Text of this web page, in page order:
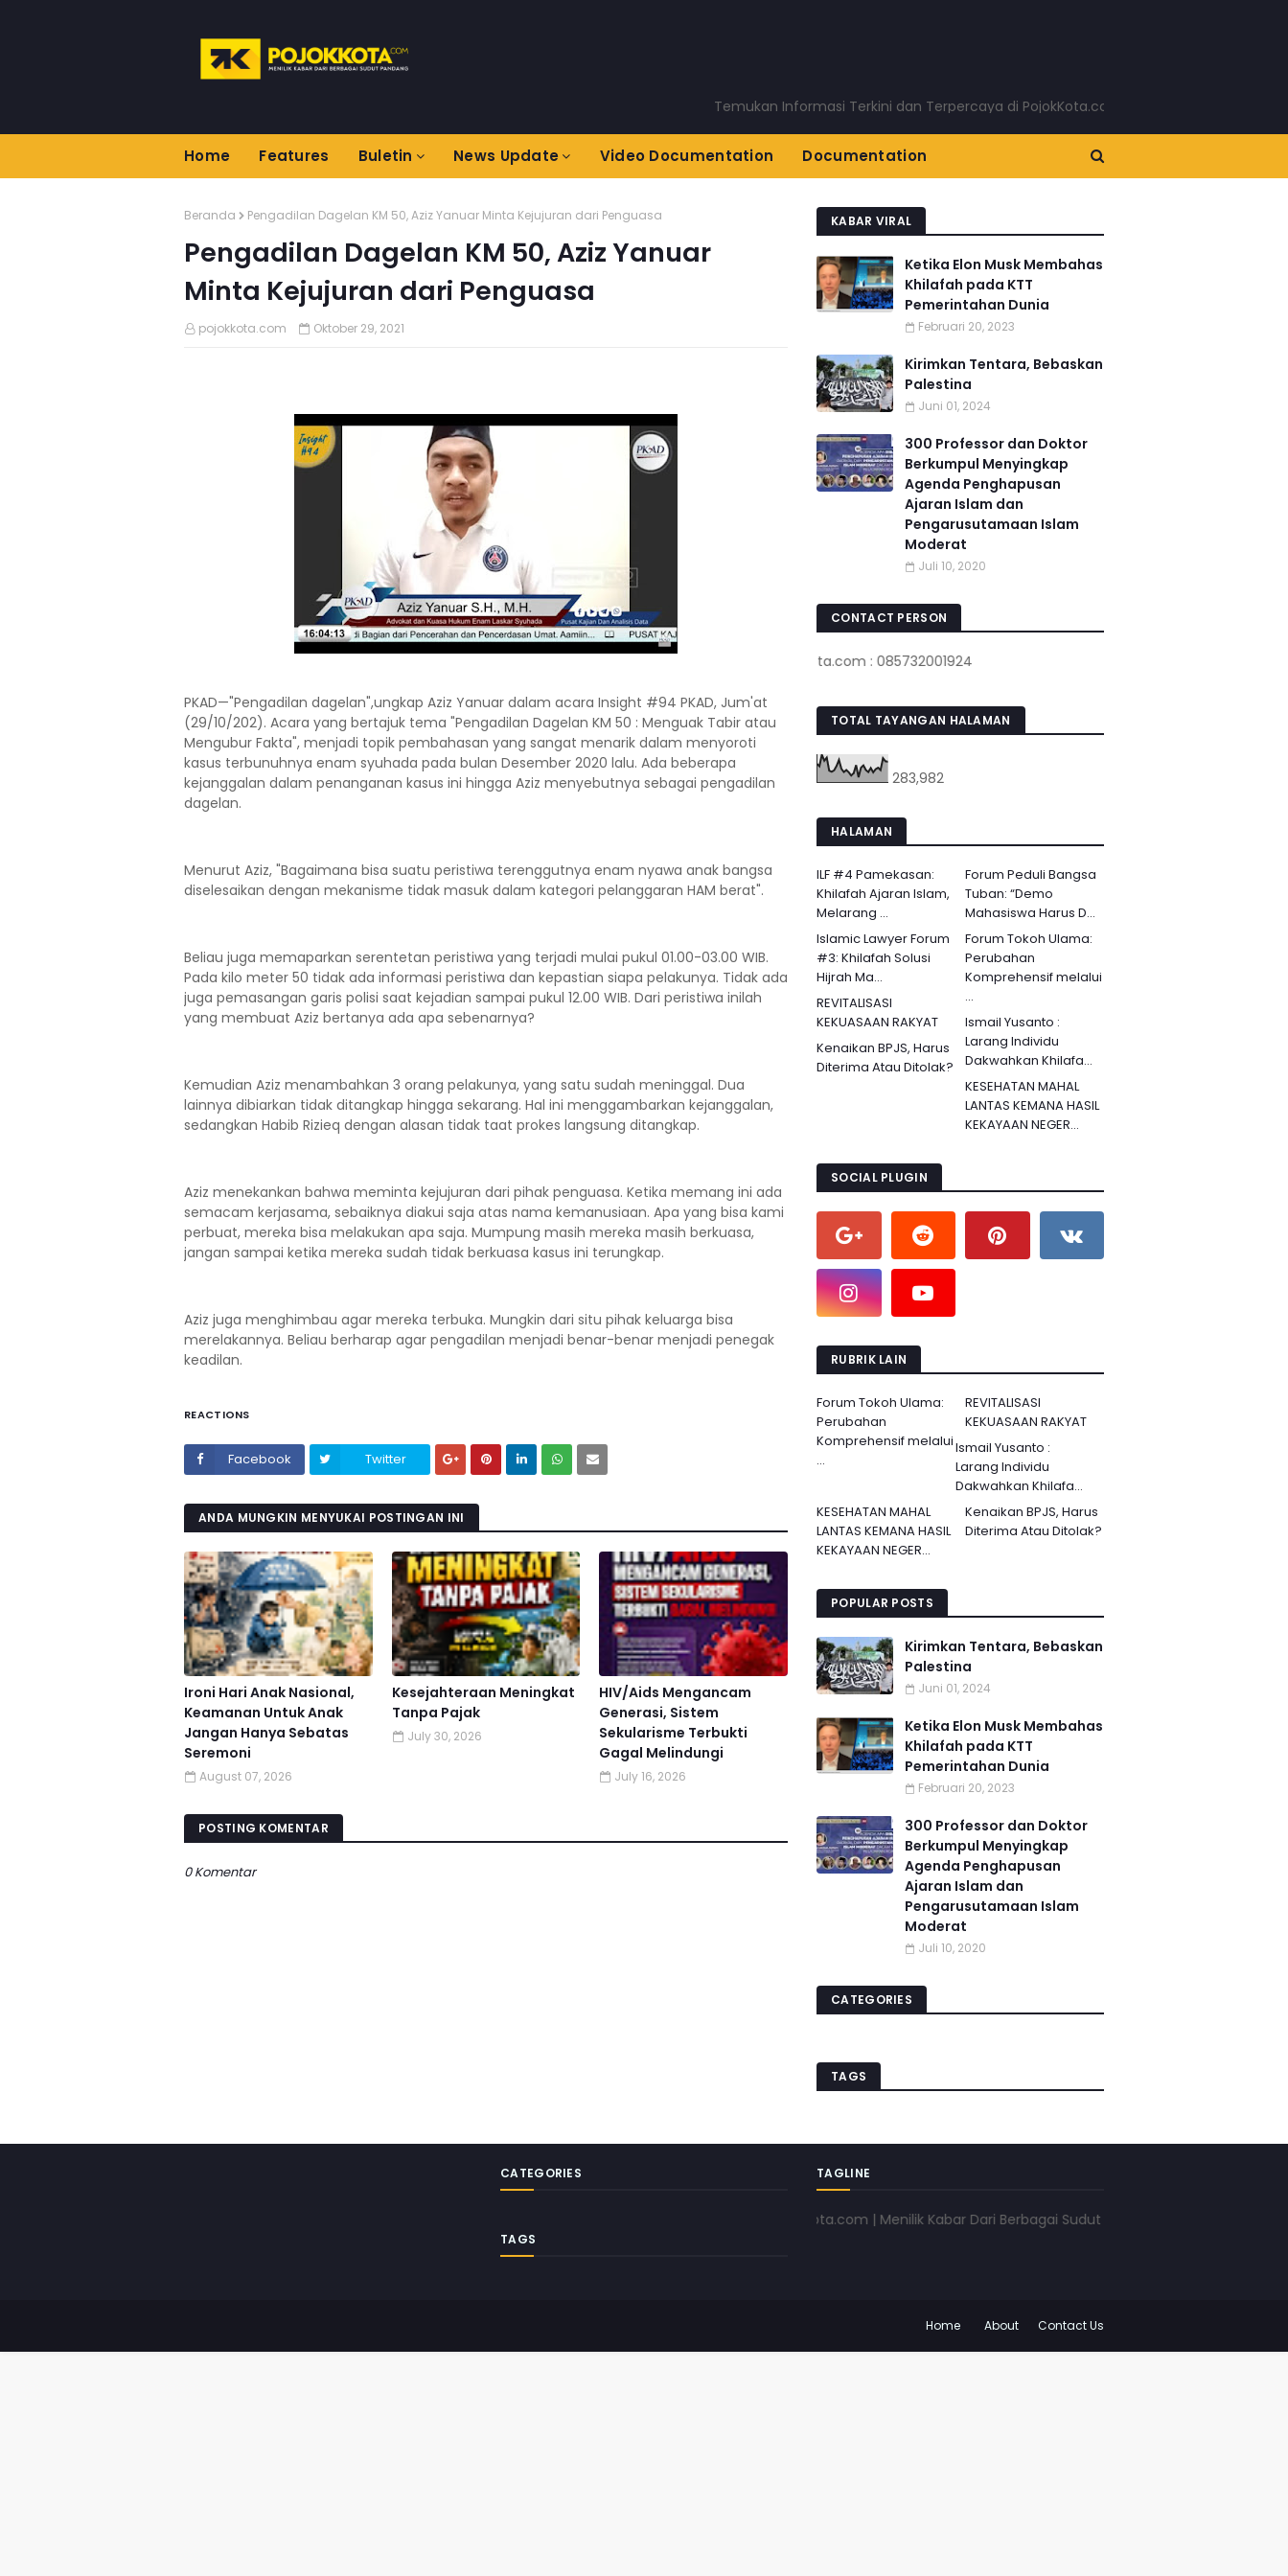
Temukan Informasi Terkini dan Terpercaya di PojokKota.com: Menyajikan Berita Terkini
Home Features Buletin News Update Video Documentation Documentation
Beranda Pengadilan Dagelan KM 50, Aziz Yanuar Minta Kejujuran dari Penguasa
Pengadilan Dagelan KM 50, Aziz Yanuar
Minta Kejujuran dari Penguasa
pojokkota.com Oktober 29, 2021
PKAD—"Pengadilan dagelan",ungkap Aziz Yanuar dalam acara Insight #94 PKAD, Jum'at
(29/10/202). Acara yang bertajuk tema "Pengadilan Dagelan KM 50 : Menguak Tabir atau
Mengubur Fakta", menjadi topik pembahasan yang sangat menarik dalam menyoroti
kasus terbunuhnya enam syuhada pada bulan Desember 2020 lalu. Ada beberapa
kejanggalan dalam penanganan kasus ini hingga Aziz menyebutnya sebagai pengadilan
dagelan.
Menurut Aziz, "Bagaimana bisa suatu peristiwa terenggutnya enam nyawa anak bangsa
diselesaikan dengan mekanisme tidak masuk dalam kategori pelanggaran HAM berat".
Beliau juga memaparkan serentetan peristiwa yang terjadi mulai pukul 01.00-03.00 WIB.
Pada kilo meter 50 tidak ada informasi peristiwa dan kepastian siapa pelakunya. Tidak ada
juga pemasangan garis polisi saat kejadian sampai pukul 12.00 WIB. Dari peristiwa inilah
yang membuat Aziz bertanya ada apa sebenarnya?
Kemudian Aziz menambahkan 3 orang pelakunya, yang satu sudah meninggal. Dua
lainnya dibiarkan tidak ditangkap hingga sekarang. Hal ini menggambarkan kejanggalan,
sedangkan Habib Rizieq dengan alasan tidak taat prokes langsung ditangkap.
Aziz menekankan bahwa meminta kejujuran dari pihak penguasa. Ketika memang ini ada
semacam kerjasama, sebaiknya diakui saja atas nama kemanusiaan. Apa yang bisa kami
perbuat, mereka bisa melakukan apa saja. Mumpung masih mereka masih berkuasa,
jangan sampai ketika mereka sudah tidak berkuasa kasus ini terungkap.
Aziz juga menghimbau agar mereka terbuka. Mungkin dari situ pihak keluarga bisa
merelakannya. Beliau berharap agar pengadilan menjadi benar-benar menjadi penegak
keadilan.
REACTIONS
Facebook Twitter
ANDA MUNGKIN MENYUKAI POSTINGAN INI
Ironi Hari Anak Nasional,
Keamanan Untuk Anak
Jangan Hanya Sebatas
Seremoni
August 07, 2026
Kesejahteraan Meningkat
Tanpa Pajak
July 30, 2026
HIV/Aids Mengancam
Generasi, Sistem
Sekularisme Terbukti
Gagal Melindungi
July 16, 2026
POSTING KOMENTAR
0 Komentar
KABAR VIRAL
Ketika Elon Musk Membahas
Khilafah pada KTT
Pemerintahan Dunia
Februari 20, 2023
Kirimkan Tentara, Bebaskan
Palestina
Juni 01, 2024
300 Professor dan Doktor
Berkumpul Menyingkap
Agenda Penghapusan
Ajaran Islam dan
Pengarusutamaan Islam
Moderat
Juli 10, 2020
CONTACT PERSON
www.pojokkota.com : 085732001924
TOTAL TAYANGAN HALAMAN
283,982
HALAMAN
ILF #4 Pamekasan:
Khilafah Ajaran Islam,
Melarang ...
Forum Peduli Bangsa
Tuban: “Demo
Mahasiswa Harus D...
Islamic Lawyer Forum
#3: Khilafah Solusi
Hijrah Ma...
Forum Tokoh Ulama:
Perubahan
Komprehensif melalui
...
REVITALISASI
KEKUASAAN RAKYAT
Ismail Yusanto :
Larang Individu
Dakwahkan Khilafa...
Kenaikan BPJS, Harus
Diterima Atau Ditolak?
KESEHATAN MAHAL
LANTAS KEMANA HASIL
KEKAYAAN NEGER...
SOCIAL PLUGIN
RUBRIK LAIN
Forum Tokoh Ulama:
Perubahan
Komprehensif melalui
...
REVITALISASI
KEKUASAAN RAKYAT
Ismail Yusanto :
Larang Individu
Dakwahkan Khilafa...
Kenaikan BPJS, Harus
Diterima Atau Ditolak?
KESEHATAN MAHAL
LANTAS KEMANA HASIL
KEKAYAAN NEGER...
POPULAR POSTS
Kirimkan Tentara, Bebaskan
Palestina
Juni 01, 2024
Ketika Elon Musk Membahas
Khilafah pada KTT
Pemerintahan Dunia
Februari 20, 2023
300 Professor dan Doktor
Berkumpul Menyingkap
Agenda Penghapusan
Ajaran Islam dan
Pengarusutamaan Islam
Moderat
Juli 10, 2020
CATEGORIES
TAGS
CATEGORIES
TAGS
TAGLINE
www.pojokkota.com | Menilik Kabar Dari Berbagai Sudut Pandang | www.pojokkota.com |
Home About Contact Us